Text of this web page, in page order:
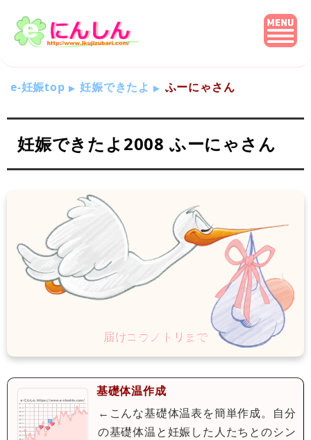
e-妊娠top 妊娠できたよ ふーにゃさん
妊娠できたよ2008 ふーにゃさん
基礎体温作成
←こんな基礎体温表を簡単作成。自分
の基礎体温と妊娠した人たちとのシン